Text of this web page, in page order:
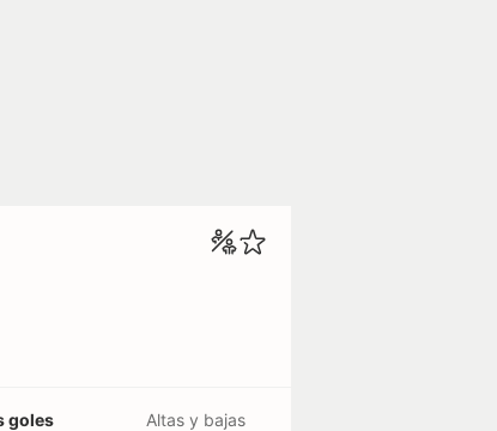
goles Altas y bajas